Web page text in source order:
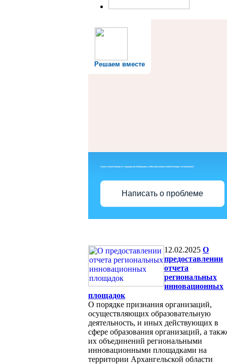
Решаем вместе
Знаете, какая помощь от государства необходима, чтобы реализовать свой потенциал на максимум?
Написать о проблеме
12.02.2025 О
предоставлении
отчета
региональных
инновационных
площадок
О порядке признания организаций,
осуществляющих образовательную
деятельность, и иных действующих в
сфере образования организаций, а
их объединений региональными
инновационными площадками на
территории Архангельской области